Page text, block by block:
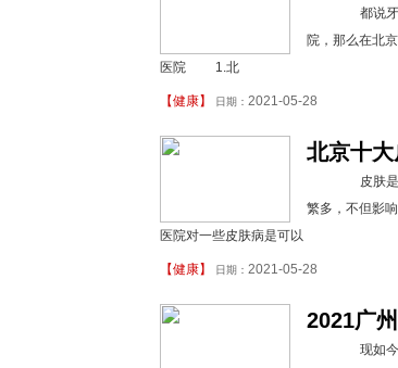
都说牙
院，那么在北
医院 1.北
【健康】 日期： 2021-05-28
北京十
皮肤是
繁多，不但影
医院对一些皮肤病是可以
【健康】 日期： 2021-05-28
2021广
现如今